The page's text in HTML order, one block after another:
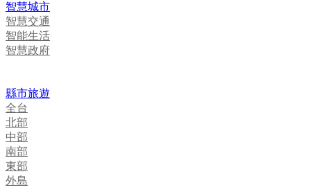
智慧城市
智慧交通
智能生活
智慧政府
縣市旅遊
全台
北部
中部
南部
東部
外島